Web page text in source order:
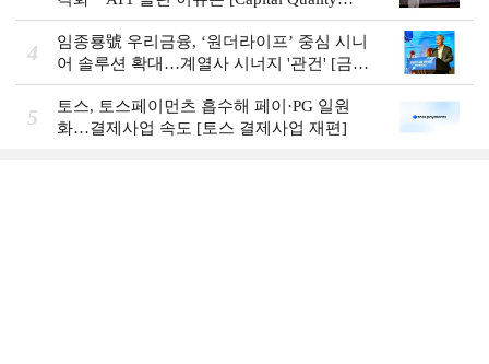
Review]
4
임종룡號 우리금융, ‘원더라이프’ 중심 시니
어 솔루션 확대…계열사 시너지 '관건' [금융
시니어 비즈니스 돋보기]
5
토스, 토스페이먼츠 흡수해 페이·PG 일원
화…결제사업 속도 [토스 결제사업 재편]